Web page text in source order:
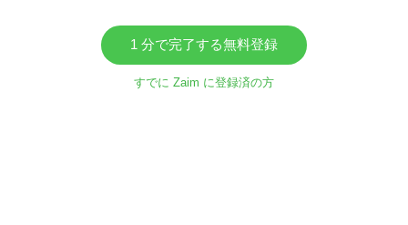
1 分で完了する無料登録
すでに Zaim に登録済の方